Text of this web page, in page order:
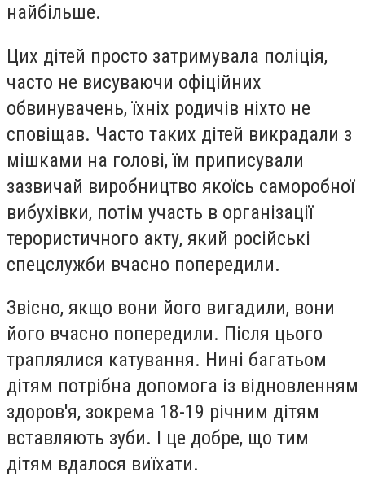
найбільше.
Цих дітей просто затримувала поліція,
часто не висуваючи офіційних
обвинувачень, їхніх родичів ніхто не
сповіщав. Часто таких дітей викрадали з
мішками на голові, їм приписували
зазвичай виробництво якоїсь саморобної
вибухівки, потім участь в організації
терористичного акту, який російські
спецслужби вчасно попередили.
Звісно, якщо вони його вигадили, вони
його вчасно попередили. Після цього
траплялися катування. Нині багатьом
дітям потрібна допомога із відновленням
здоров'я, зокрема 18-19 річним дітям
вставляють зуби. І це добре, що тим
дітям вдалося виїхати.